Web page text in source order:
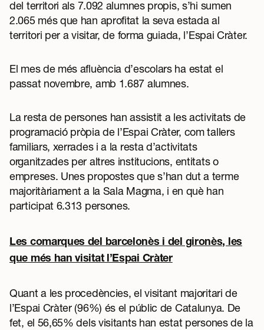
del territori als 7.092 alumnes propis, s’hi sumen
2.065 més que han aprofitat la seva estada al
territori per a visitar, de forma guiada, l’Espai Cràter.
El mes de més afluència d’escolars ha estat el
passat novembre, amb 1.687 alumnes.
La resta de persones han assistit a les activitats de
programació pròpia de l’Espai Cràter, com tallers
familiars, xerrades i a la resta d’activitats
organitzades per altres institucions, entitats o
empreses. Unes propostes que s’han dut a terme
majoritàriament a la Sala Magma, i en què han
participat 6.313 persones.
Les comarques del barcelonès i del gironès, les
que més han visitat l’Espai Cràter
Quant a les procedències, el visitant majoritari de
l’Espai Cràter (96%) és el públic de Catalunya. De
fet, el 56,65% dels visitants han estat persones de la